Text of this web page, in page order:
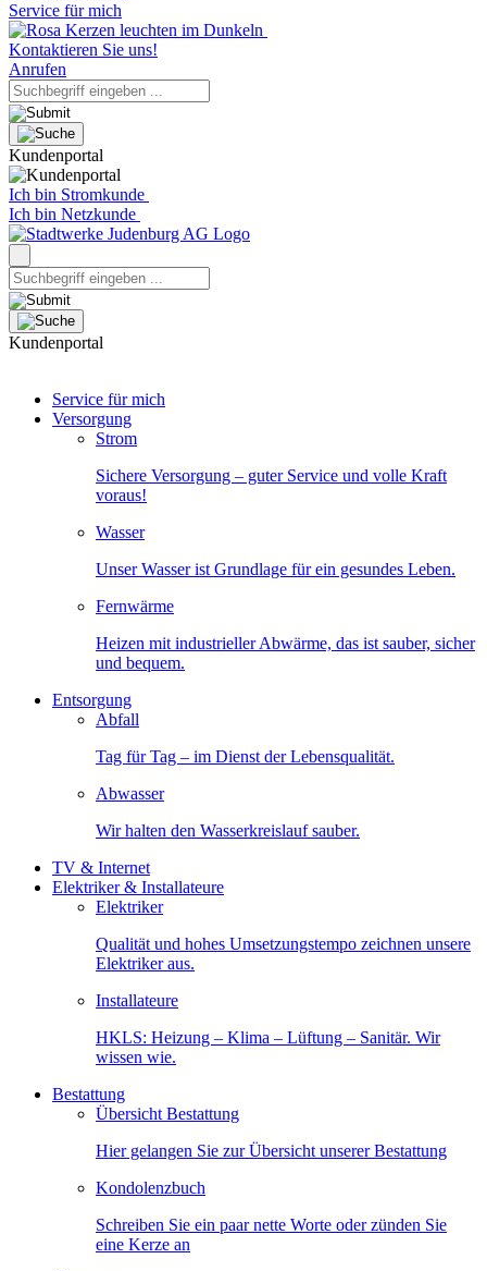
Service für mich
Kontaktieren Sie uns!
Anrufen
Kundenportal
Ich bin Stromkunde
Ich bin Netzkunde
Kundenportal
Service für mich
Versorgung
Strom
Sichere Versorgung – guter Service und volle Kraft
voraus!
Wasser
Unser Wasser ist Grundlage für ein gesundes Leben.
Fernwärme
Heizen mit industrieller Abwärme, das ist sauber, sicher
und bequem.
Entsorgung
Abfall
Tag für Tag – im Dienst der Lebensqualität.
Abwasser
Wir halten den Wasserkreislauf sauber.
TV & Internet
Elektriker & Installateure
Elektriker
Qualität und hohes Umsetzungstempo zeichnen unsere
Elektriker aus.
Installateure
HKLS: Heizung – Klima – Lüftung – Sanitär. Wir
wissen wie.
Bestattung
Übersicht Bestattung
Hier gelangen Sie zur Übersicht unserer Bestattung
Kondolenzbuch
Schreiben Sie ein paar nette Worte oder zünden Sie
eine Kerze an